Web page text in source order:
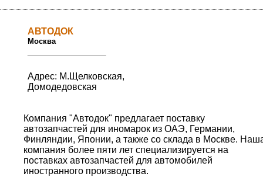
АВТОДОК
Москва
Адрес: М.Щелковская,
Домодедовская
Компания "Автодок" предлагает поставку
автозапчастей для иномарок из ОАЭ, Германии,
Финляндии, Японии, а также со склада в Москве.
компания более пяти лет специализируется на
поставках автозапчастей для автомобилей
иностранного производства.